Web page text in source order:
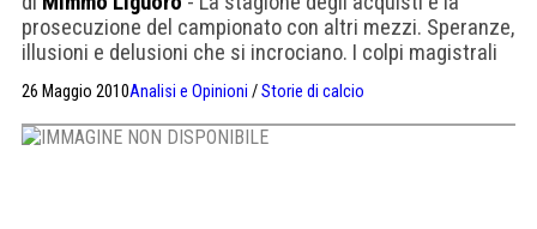
prosecuzione del campionato con altri mezzi. Speranze,
illusioni e delusioni che si incrociano. I colpi magistrali
consegnati alla memoria di chi ne era stato testimone, o
ai racconti che si tramandano come le antiche favole
del Basile. Su tutti, […]
26 Maggio 2010Analisi e Opinioni /Storie di calcio